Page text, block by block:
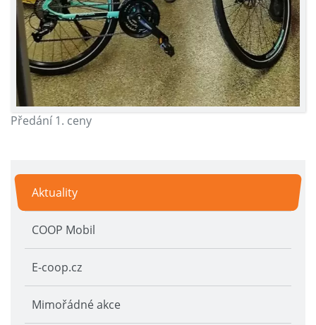
Předání 1. ceny
Aktuality
COOP Mobil
E-coop.cz
Mimořádné akce